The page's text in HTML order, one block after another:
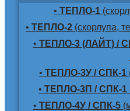
• ТЕПЛО-1
• ТЕПЛО-2 (скорлупа,
• ТЕПЛО-3 (ЛАЙТ) /
• ТЕПЛО-3У / СПК-1
• ТЕПЛО-3П / СПК-1
• ТЕПЛО-4У / СПК-5